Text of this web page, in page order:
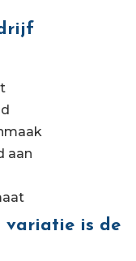
aan
variatie is de